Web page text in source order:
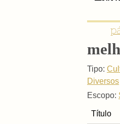
Tipo:
Diversos
Escopo:
Título